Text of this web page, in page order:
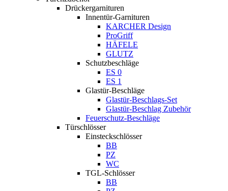
Drückergarnituren
Innentür-Garnituren
KARCHER Design
ProGriff
HÄFELE
GLUTZ
Schutzbeschläge
ES 0
ES 1
Glastür-Beschläge
Glastür-Beschlags-Set
Glastür-Beschlag Zubehör
Feuerschutz-Beschläge
Türschlösser
Einsteckschlösser
BB
PZ
WC
TGL-Schlösser
BB